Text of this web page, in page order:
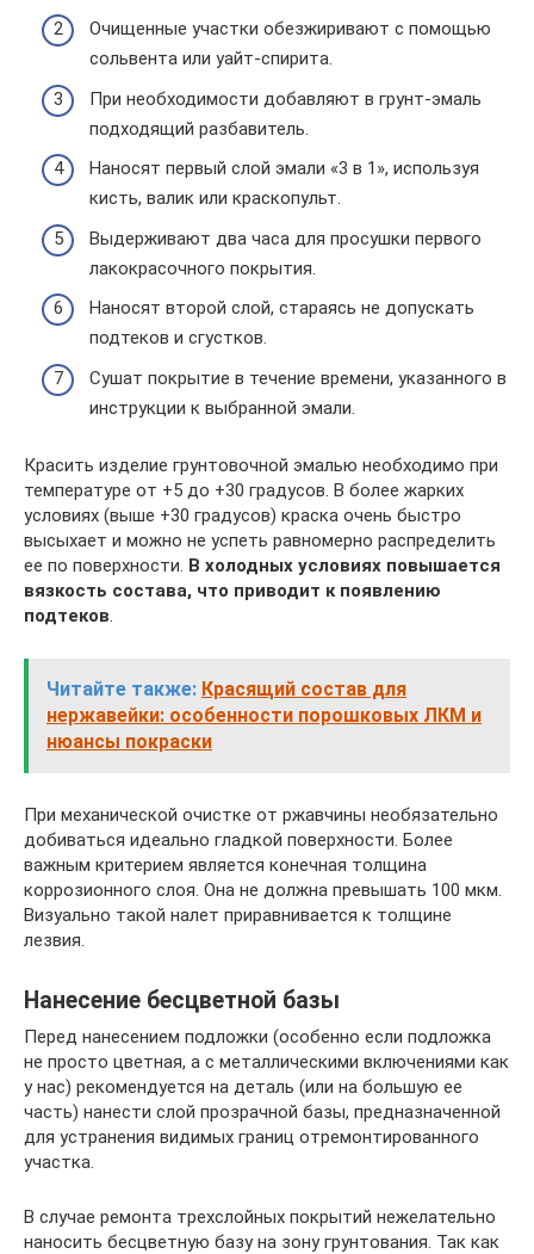
Очищенные участки обезжиривают с помощью
сольвента или уайт-спирита.
При необходимости добавляют в грунт-эмаль
подходящий разбавитель.
Наносят первый слой эмали «3 в 1», используя
кисть, валик или краскопульт.
Выдерживают два часа для просушки первого
лакокрасочного покрытия.
Наносят второй слой, стараясь не допускать
подтеков и сгустков.
Сушат покрытие в течение времени, указанного в
инструкции к выбранной эмали.
Красить изделие грунтовочной эмалью необходимо при
температуре от +5 до +30 градусов. В более жарких
условиях (выше +30 градусов) краска очень быстро
высыхает и можно не успеть равномерно распределить
ее по поверхности. В холодных условиях повышается
вязкость состава, что приводит к появлению
подтеков.
Читайте также: Красящий состав для
нержавейки: особенности порошковых ЛКМ и
нюансы покраски
При механической очистке от ржавчины необязательно
добиваться идеально гладкой поверхности. Более
важным критерием является конечная толщина
коррозионного слоя. Она не должна превышать 100 мкм.
Визуально такой налет приравнивается к толщине
лезвия.
Нанесение бесцветной базы
Перед нанесением подложки (особенно если подложка
не просто цветная, а с металлическими включениями как
у нас) рекомендуется на деталь (или на большую ее
часть) нанести слой прозрачной базы, предназначенной
для устранения видимых границ отремонтированного
участка.
В случае ремонта трехслойных покрытий нежелательно
наносить бесцветную базу на зону грунтования. Так как